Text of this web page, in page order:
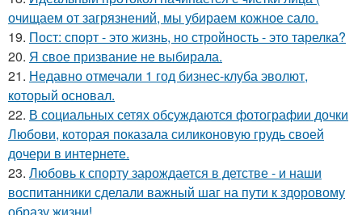
очищаем от загрязнений, мы убираем кожное сало.
19. Пост: спорт - это жизнь, но стройность - это тарелка?
20. Я свое призвание не выбирала.
21. Недавно отмечали 1 год бизнес-клуба эволют,
который основал.
22. В социальных сетях обсуждаются фотографии дочки
Любови, которая показала силиконовую грудь своей
дочери в интернете.
23. Любовь к спорту зарождается в детстве - и наши
воспитанники сделали важный шаг на пути к здоровому